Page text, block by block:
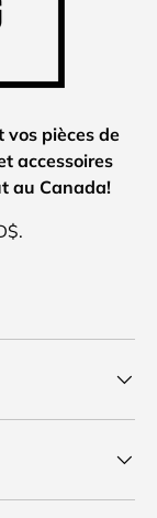
vos pièces de
accessoires
au Canada!